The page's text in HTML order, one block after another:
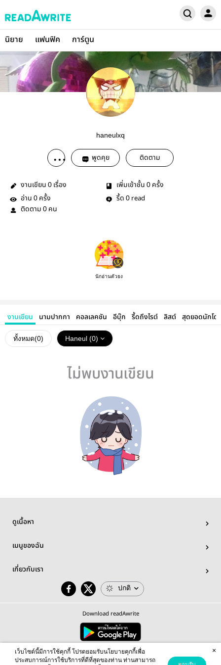
นิยาย แฟนฟิค การ์ตูน
haneulxq
พูดคุย ติดตาม
งานเขียน 0 เรื่อง เพิ่มเข้าชั้น 0 ครั้ง
อ่าน 0 ครั้ง รี้ด 0 read
ติดตาม 0 คน
นักอ่านตัวยง
งานเขียน นามปากกา คอลเลคชัน อีบุ๊ก รี้ดถึงไรต์ ลิสต์ สุดยอดนักโด
ทั้งหมด(0) Haneul (0)
ไม่พบงานเขียน
ดูเนื้อหา
เมนูของฉัน
เกี่ยวกับเรา
ปกติ
Download readAwrite
© 2026 readAwrite.com by MEB Corporation Public Company Limited
This site is protected by reCAPTCHA and the Google Privacy Policy Terms of Serviceapply.
เว็บไซต์นี้มีการใช้คุกกี้ โปรดยอมรับนโยบายคุกกี้เพื่อ
ประสบการณ์การใช้บริการที่ดีที่สุดของท่าน ท่านสามารถ
×